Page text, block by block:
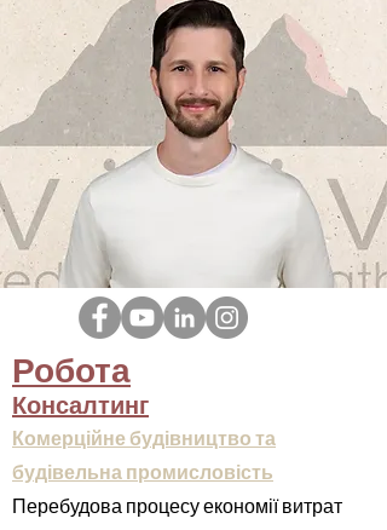
Робота
Консалтинг
Комерційне будівництво та
будівельна промисловість
Перебудова процесу економії витрат